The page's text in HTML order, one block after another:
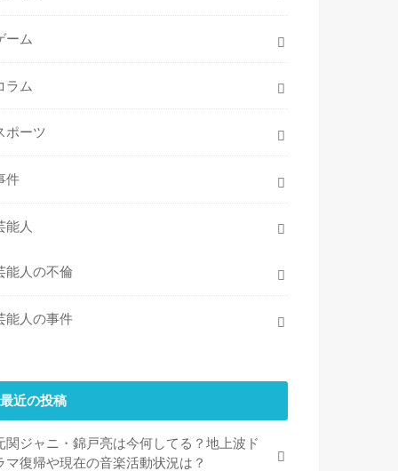
ーム
ラム
ポーツ
件
能人
能人の不倫
能人の事件
最近の投稿
関ジャニ・錦戸亮は今何してる？地上波ド
マ復帰や現在の音楽活動状況は？